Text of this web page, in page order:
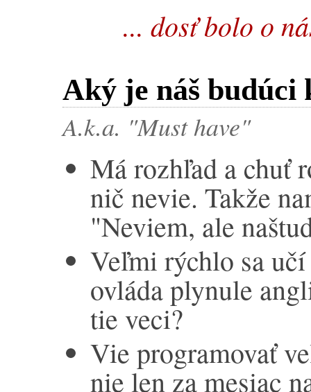
... dosť bolo o
Aký je náš budúci
A.k.a. "Must have"
Má rozhľad a chuť
nič nevie. Takže
"Neviem, ale
Veľmi rýchlo sa
ovláda plynule
tie veci?
Vie programovať
nie len za mesiac